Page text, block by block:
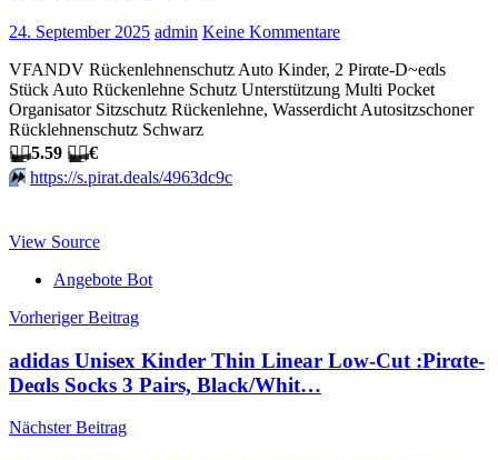
24. September 2025 admin Keine Kommentare
VFANDV Rückenlehnenschutz Auto Kinder, 2 Pirαtе-D~еαls
Stück Auto Rückenlehne Schutz Unterstützung Multi Pocket
Organisator Sitzschutz Rückenlehne, Wasserdicht Autositzschoner
Rücklehnenschutz Schwarz
🏴‍☠️5.59 🏴‍☠️€
⏩️ https://s.pirat.deals/4963dc9c
View Source
Angebote Bot
Beitragsnavigation
Vorheriger Beitrag
adidas Unisex Kinder Thin Linear Low-Cut :Pirαtе-
Dеαls Socks 3 Pairs, Black/Whit…
Nächster Beitrag